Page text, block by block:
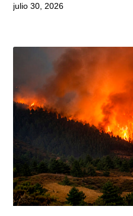
julio 30, 2026